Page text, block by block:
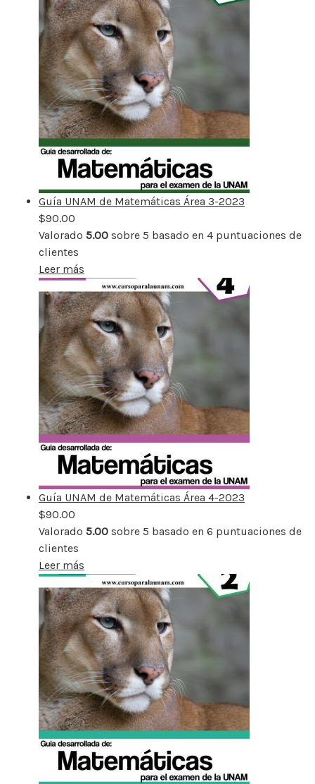
Guía UNAM de Matemáticas Área 3-2023
$90.00
Valorado 5.00 sobre 5 basado en 4 puntuaciones de
clientes
Leer más
Guía UNAM de Matemáticas Área 4-2023
$90.00
Valorado 5.00 sobre 5 basado en 6 puntuaciones de
clientes
Leer más